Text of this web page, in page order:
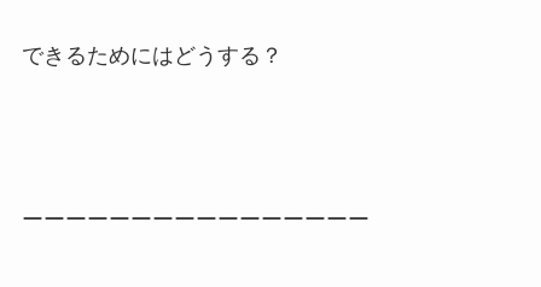
できるためにはどうする？
ーーーーーーーーーーーーーーーー